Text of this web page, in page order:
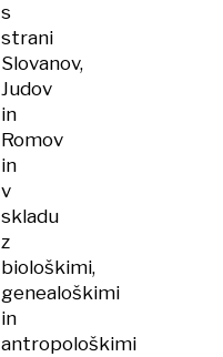
s
strani
Slovanov,
Judov
in
Romov
in
v
skladu
z
biološkimi,
genealoškimi
in
antropološkimi